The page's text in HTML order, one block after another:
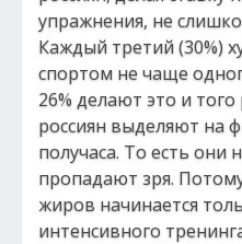
упражнения, не
Каждый третий (30%)
спортом не чаще
26% делают это и
россиян выделяют на
получаса. То есть они
пропадают зря.
жиров начинается
интенсивного